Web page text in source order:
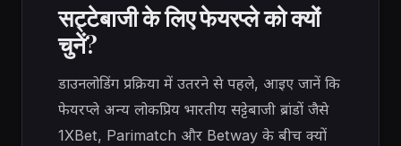
सट्टेबाजी के लिए फेयरप्ले को क्यों
चुनें?
डाउनलोडिंग प्रक्रिया में उतरने से पहले, आइए जानें कि
फेयरप्ले अन्य लोकप्रिय भारतीय सट्टेबाजी ब्रांडों जैसे
1XBet, Parimatch और Betway के बीच क्यों